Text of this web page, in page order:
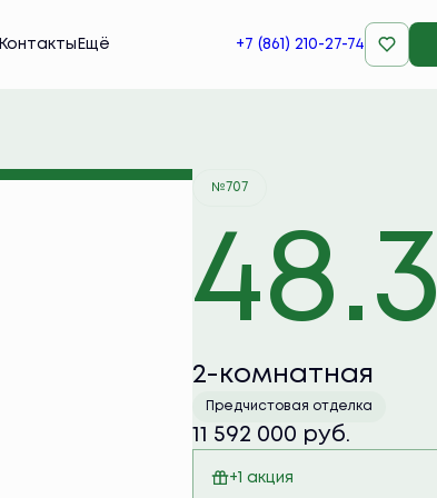
Контакты Ещё +7 (861) 210-27-74
№707
48.3
2-комнатная
Предчистовая отделка
11 592 000 руб.
+1 акция